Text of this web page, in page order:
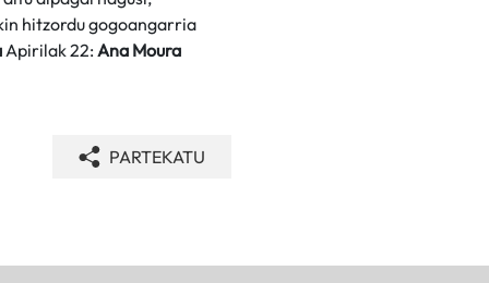
hitzordu gogoangarria
Apirilak 22: Ana Moura
PARTEKATU